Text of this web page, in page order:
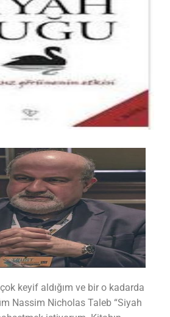
keyif aldığım ve bir o kadarda
Nassim Nicholas Taleb “Siyah